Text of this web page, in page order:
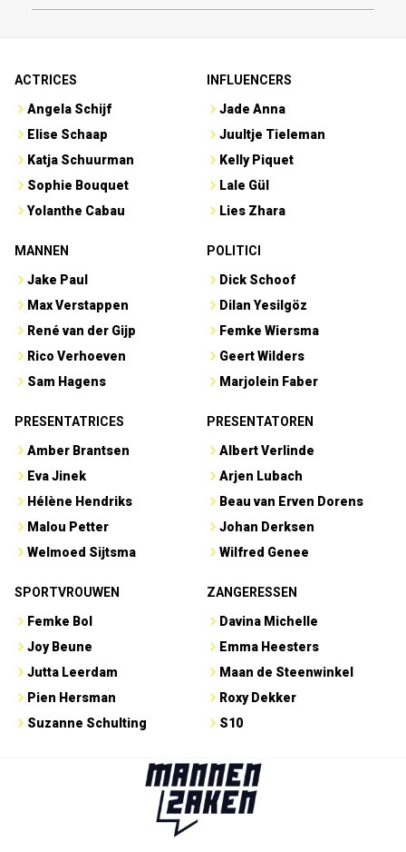
ACTRICES
Angela Schijf
Elise Schaap
Katja Schuurman
Sophie Bouquet
Yolanthe Cabau
INFLUENCERS
Jade Anna
Juultje Tieleman
Kelly Piquet
Lale Gül
Lies Zhara
MANNEN
Jake Paul
Max Verstappen
René van der Gijp
Rico Verhoeven
Sam Hagens
POLITICI
Dick Schoof
Dilan Yesilgöz
Femke Wiersma
Geert Wilders
Marjolein Faber
PRESENTATRICES
Amber Brantsen
Eva Jinek
Hélène Hendriks
Malou Petter
Welmoed Sijtsma
PRESENTATOREN
Albert Verlinde
Arjen Lubach
Beau van Erven Dorens
Johan Derksen
Wilfred Genee
SPORTVROUWEN
Femke Bol
Joy Beune
Jutta Leerdam
Pien Hersman
Suzanne Schulting
ZANGERESSEN
Davina Michelle
Emma Heesters
Maan de Steenwinkel
Roxy Dekker
S10